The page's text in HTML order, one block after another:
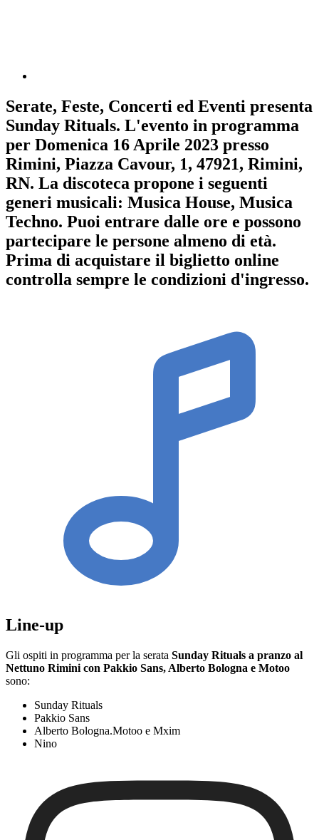
Serate, Feste, Concerti ed Eventi presenta
Sunday Rituals. L'evento in programma
per Domenica 16 Aprile 2023 presso
Rimini, Piazza Cavour, 1, 47921, Rimini,
RN. La discoteca propone i seguenti
generi musicali: Musica House, Musica
Techno. Puoi entrare dalle ore e possono
partecipare le persone almeno di età.
Prima di acquistare il biglietto online
controlla sempre le condizioni d'ingresso.
Line-up
Gli ospiti in programma per la serata Sunday Rituals a pranzo al
Nettuno Rimini con Pakkio Sans, Alberto Bologna e Motoo
sono:
Sunday Rituals
Pakkio Sans
Alberto Bologna.Motoo e Mxim
Nino